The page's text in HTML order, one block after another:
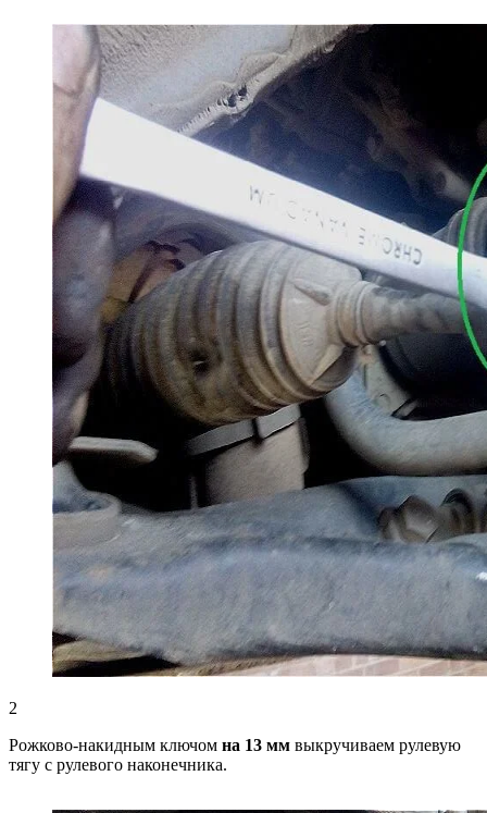
2
Рожково-накидным ключом на 13 мм выкручиваем рулевую
тягу с рулевого наконечника.